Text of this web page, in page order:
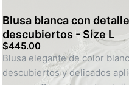
Blusa blanca con
descubiertos - Size L
$445.00
Blusa elegante de color
descubiertos y delicados